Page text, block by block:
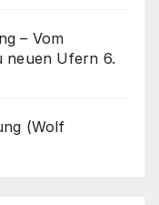
– Vom
neuen Ufern 6.
(Wolf